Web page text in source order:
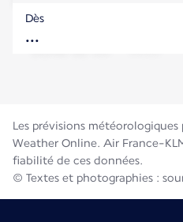
Portugal
Durée du vol
Dès
Les prévisions
Weather Online. Air France-
fiabilité de ces données.
© Textes et photographies :